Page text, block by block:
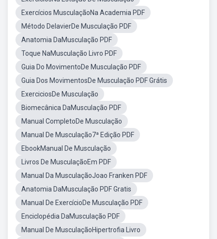
Exercícios MusculaçãoNa Academia PDF
Método DelavierDe Musculação PDF
Anatomia DaMusculação PDF
Toque NaMusculação Livro PDF
Guia Do MovimentoDe Musculação PDF
Guia Dos MovimentosDe Musculação PDF Grátis
ExerciciosDe Musculação
Biomecânica DaMusculação PDF
Manual CompletoDe Musculação
Manual De Musculação7ª Edição PDF
EbookManual De Musculação
Livros De MusculaçãoEm PDF
Manual Da MusculaçãoJoao Franken PDF
Anatomia DaMusculação PDF Gratis
Manual De ExercícioDe Musculação PDF
Enciclopédia DaMusculação PDF
Manual De MusculaçãoHipertrofia Livro